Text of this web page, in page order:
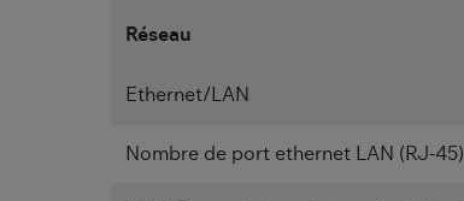
Réseau
Ethernet/LAN
Nombre de port ethernet LAN (RJ-45)